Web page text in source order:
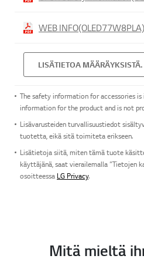
WEB INFO(OLED77W8PLA)
LISÄTIETOA MÄÄRÄYKSISTÄ.
The safety information for accessories
information for the product and is not
Lisävarusteiden turvallisuustiedot
tuotetta, eikä sitä toimiteta erikseen.
Lisätietoja siitä, miten tämä tuote
käyttäjänä, saat vierailemalla ”Tietojen
osoitteessa LG Privacy.
Mitä mieltä